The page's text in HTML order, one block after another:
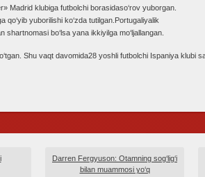
Madrid klubiga futbolchi borasidaso‘rov yuborgan.
qo‘yib yuborilishi ko‘zda tutilgan.Portugaliyalik
shartnomasi bo‘lsa yana ikkiyilga mo‘ljallangan.
Shu vaqt davomida28 yoshli futbolchi Ispaniya klubi
Darren Fergyuson: Otamning sog‘lig‘i
bilan muammosi yo‘q